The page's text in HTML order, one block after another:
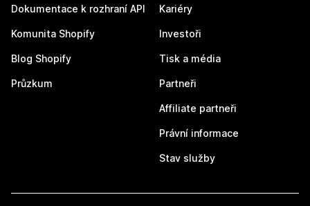
Dokumentace k rozhraní API
Komunita Shopify
Blog Shopify
Průzkum
Kariéry
Investoři
Tisk a média
Partneři
Affiliate partneři
Právní informace
Stav služby